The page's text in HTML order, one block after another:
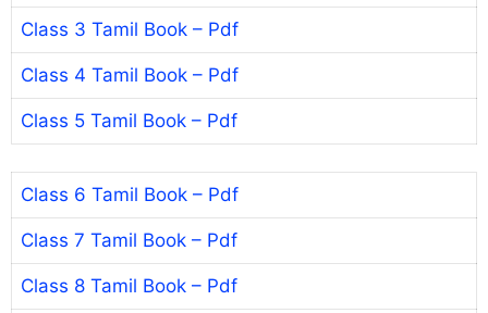
Class 3 Tamil Book – Pdf
Class 4 Tamil Book – Pdf
Class 5 Tamil Book – Pdf
Class 6 Tamil Book – Pdf
Class 7 Tamil Book – Pdf
Class 8 Tamil Book – Pdf